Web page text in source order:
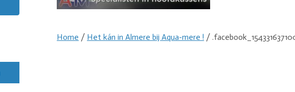
Home / Het kán in Almere bij Aqua-mere ! /